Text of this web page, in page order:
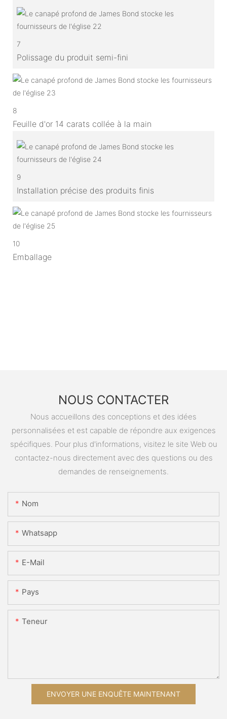
7
Polissage du produit semi-fini
8
Feuille d'or 14 carats collée à la main
9
Installation précise des produits finis
10
Emballage
NOUS CONTACTER
Nous accueillons des conceptions et des idées
personnalisées et est capable de répondre aux exigences
spécifiques. Pour plus d'informations, visitez le site Web ou
contactez-nous directement avec des questions ou des
demandes de renseignements.
Nom
Whatsapp
E-Mail
Pays
Teneur
ENVOYER UNE ENQUÊTE MAINTENANT